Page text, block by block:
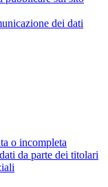
dei dati
o incompleta
da parte dei titolari